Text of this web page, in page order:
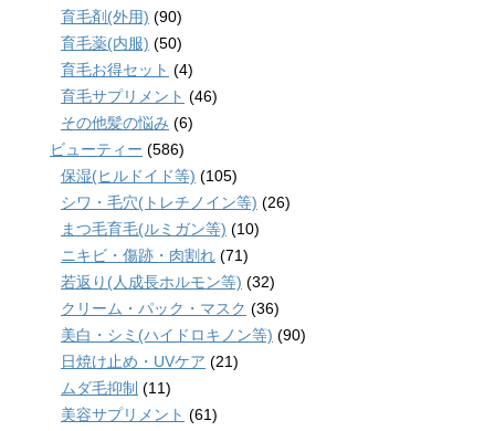
育毛剤(外用) (90)
育毛薬(内服) (50)
育毛お得セット (4)
育毛サプリメント (46)
その他髪の悩み (6)
ビューティー (586)
保湿(ヒルドイド等) (105)
シワ・毛穴(トレチノイン等) (26)
まつ毛育毛(ルミガン等) (10)
ニキビ・傷跡・肉割れ (71)
若返り(人成長ホルモン等) (32)
クリーム・パック・マスク (36)
美白・シミ(ハイドロキノン等) (90)
日焼け止め・UVケア (21)
ムダ毛抑制 (11)
美容サプリメント (61)